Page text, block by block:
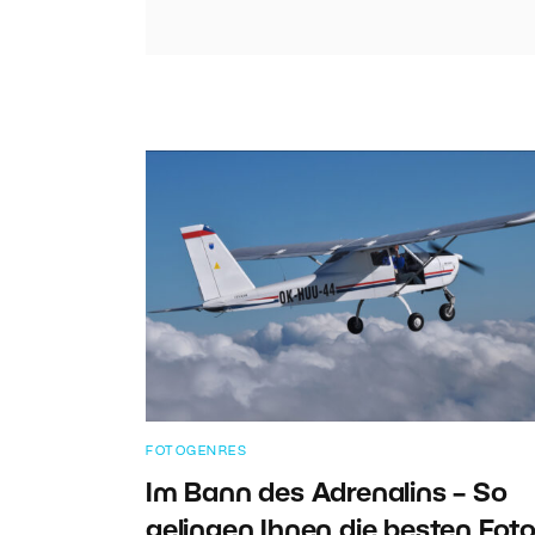
FOTOGENRES
Im Bann des Adrenalins – So